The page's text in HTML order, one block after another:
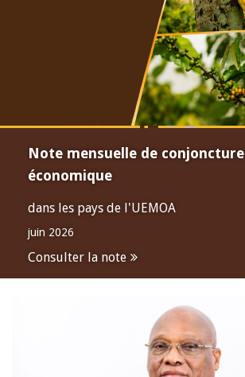
Note mensuelle de conjoncture
économique
dans les pays de l'UEMOA
juin 2026
Consulter la note